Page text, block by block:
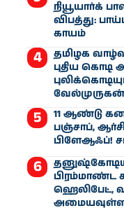
நியூயார்க்
விபத்து:
காயம்
தமிழக
புதிய கொடி
வேல்முருகன்
11 ஆண்டு
பஞ்சாப்,
பிளேஆஃப்!
பிரம்மாண்ட
ஹெலிபேட்,